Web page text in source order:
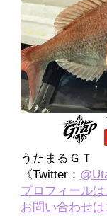
うたまるＧＴ
《Twitter：
プロフィールは
お問い合わせは